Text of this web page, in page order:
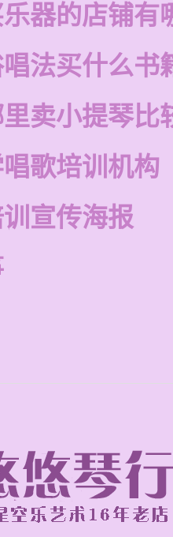
器的店铺有
法买什么书
卖小提琴比
歌培训机构
宣传海报